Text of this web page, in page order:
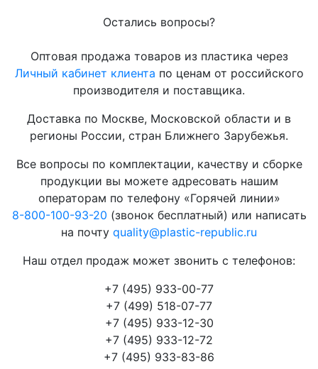
Остались вопросы?
Оптовая продажа товаров из пластика через
Личный кабинет клиента по ценам от российского
производителя и поставщика.
Доставка по Москве, Московской области и в
регионы России, стран Ближнего Зарубежья.
Все вопросы по комплектации, качеству и сборке
продукции вы можете адресовать нашим
операторам по телефону «Горячей линии»
8-800-100-93-20 (звонок бесплатный) или написать
на почту quality@plastic-republic.ru
Наш отдел продаж может звонить с телефонов:
+7 (495) 933-00-77
+7 (499) 518-07-77
+7 (495) 933-12-30
+7 (495) 933-12-72
+7 (495) 933-83-86